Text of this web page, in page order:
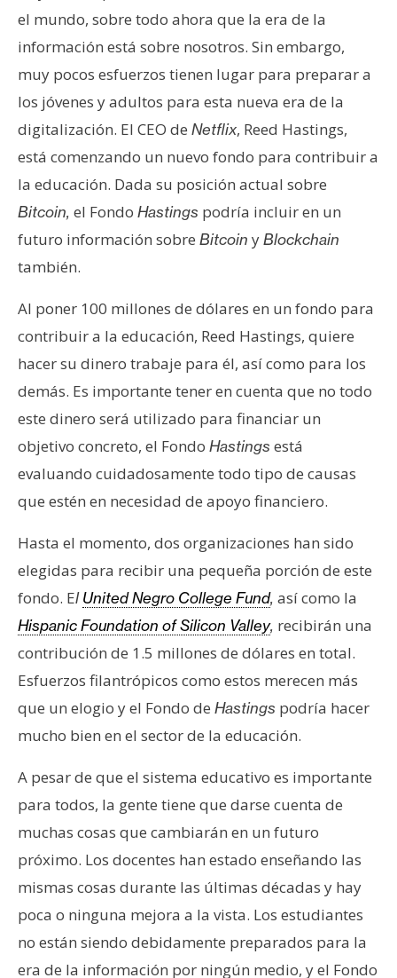
c
o
i
n
E
t
h
r
e
u
A
n
á
l
s
i
s
N
o
a
s
e
P
r
n
s
a
el mundo, sobre todo ahora que la era de la
información está sobre nosotros. Sin embargo,
muy pocos esfuerzos tienen lugar para preparar a
los jóvenes y adultos para esta nueva era de la
digitalización. El CEO de Netflix, Reed Hastings,
está comenzando un nuevo fondo para contribuir a
la educación. Dada su posición actual sobre
Bitcoin, el Fondo Hastings podría incluir en un
futuro información sobre Bitcoin yBlockchain
también.
Al poner 100 millones de dólares en un fondo para
contribuir a la educación, Reed Hastings, quiere
hacer su dinero trabaje para él, así como para los
demás. Es importante tener en cuenta que no todo
este dinero será utilizado para financiar un
objetivo concreto, el Fondo Hastings está
evaluando cuidadosamente todo tipo de causas
que estén en necesidad de apoyo financiero.
Hasta el momento, dos organizaciones han sido
elegidas para recibir una pequeña porción de este
fondo. ElUnited Negro College Fund, así como la
Hispanic Foundation of Silicon Valley, recibirán una
contribución de 1.5 millones de dólares en total.
Esfuerzos filantrópicos como estos merecen más
que un elogio y el Fondo de Hastings podría hacer
mucho bien en el sector de la educación.
A pesar de que el sistema educativo es importante
para todos, la gente tiene que darse cuenta de
muchas cosas que cambiarán en un futuro
próximo. Los docentes han estado enseñando las
mismas cosas durante las últimas décadas y hay
poca o ninguna mejora a la vista. Los estudiantes
no están siendo debidamente preparados para la
era de la información por ningún medio, y el Fondo